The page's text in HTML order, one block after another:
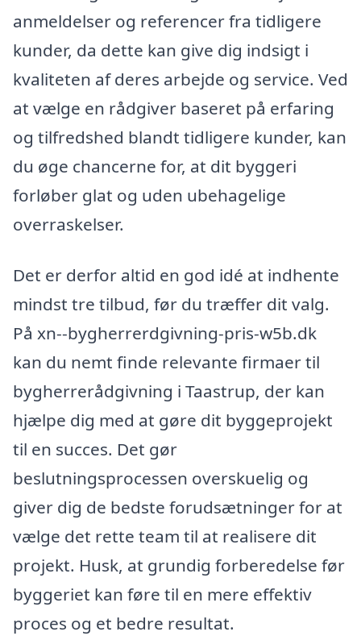
anmeldelser og referencer fra tidligere
kunder, da dette kan give dig indsigt i
kvaliteten af deres arbejde og service. Ved
at vælge en rådgiver baseret på erfaring
og tilfredshed blandt tidligere kunder, kan
du øge chancerne for, at dit byggeri
forløber glat og uden ubehagelige
overraskelser.
Det er derfor altid en god idé at indhente
mindst tre tilbud, før du træffer dit valg.
På xn--bygherrerdgivning-pris-w5b.dk
kan du nemt finde relevante firmaer til
bygherrerådgivning i Taastrup, der kan
hjælpe dig med at gøre dit byggeprojekt
til en succes. Det gør
beslutningsprocessen overskuelig og
giver dig de bedste forudsætninger for at
vælge det rette team til at realisere dit
projekt. Husk, at grundig forberedelse før
byggeriet kan føre til en mere effektiv
proces og et bedre resultat.